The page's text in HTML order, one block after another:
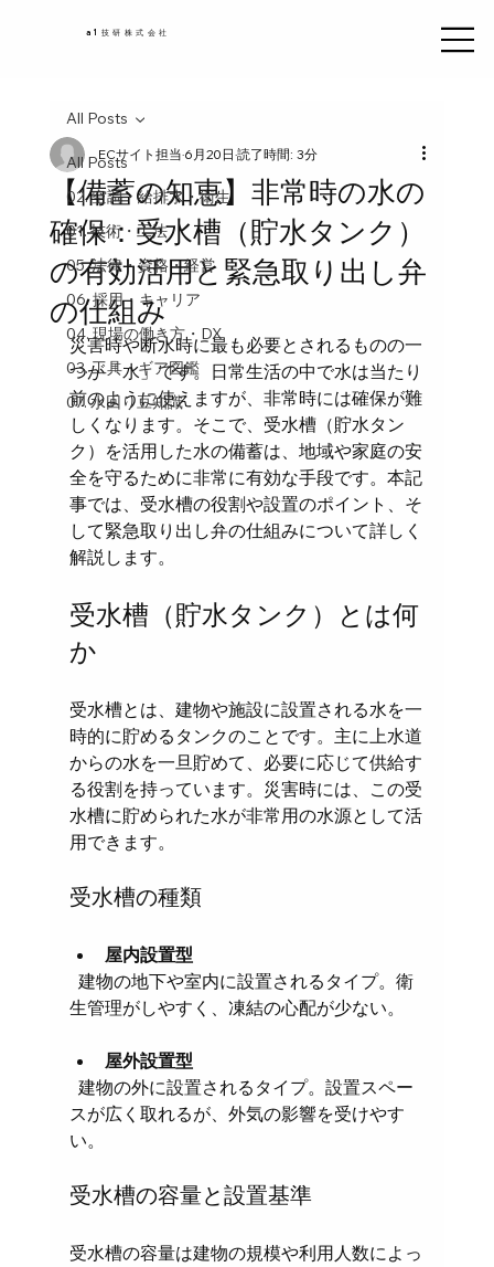
a1技研株式会社
All Posts
02. 空調・給排水・衛生
01. 技術・工法
05. 法律・資格・経営
06. 採用・キャリア
04. 現場の働き方・DX
03. 工具・ギア図鑑
07. 水回り豆知識
All Posts
【備蓄の知恵】非常時の水の
確保：受水槽（貯水タンク）
の有効活用と緊急取り出し弁
の仕組み
ECサイト担当6月20日 読了時間: 3分
災害時や断水時に最も必要とされるものの一
つが「水」です。日常生活の中で水は当たり
前のように使えますが、非常時には確保が難
しくなります。そこで、受水槽（貯水タン
ク）を活用した水の備蓄は、地域や家庭の安
全を守るために非常に有効な手段です。本記
事では、受水槽の役割や設置のポイント、そ
して緊急取り出し弁の仕組みについて詳しく
解説します。
受水槽（貯水タンク）とは何
か
受水槽とは、建物や施設に設置される水を一
時的に貯めるタンクのことです。主に上水道
からの水を一旦貯めて、必要に応じて供給す
る役割を持っています。災害時には、この受
水槽に貯められた水が非常用の水源として活
用できます。
受水槽の種類
屋内設置型
生管理がしやすく、凍結の心配が少ない。
屋外設置型
スが広く取れるが、外気の影響を受けやす
い。
受水槽の容量と設置基準
受水槽の容量は建物の規模や利用人数によっ